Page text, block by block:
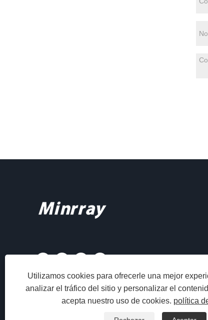
Utilizamos cookies para ofrecerle una mejor
analizar el tráfico del sitio y personalizar el
acepta nuestro uso de cookies. política